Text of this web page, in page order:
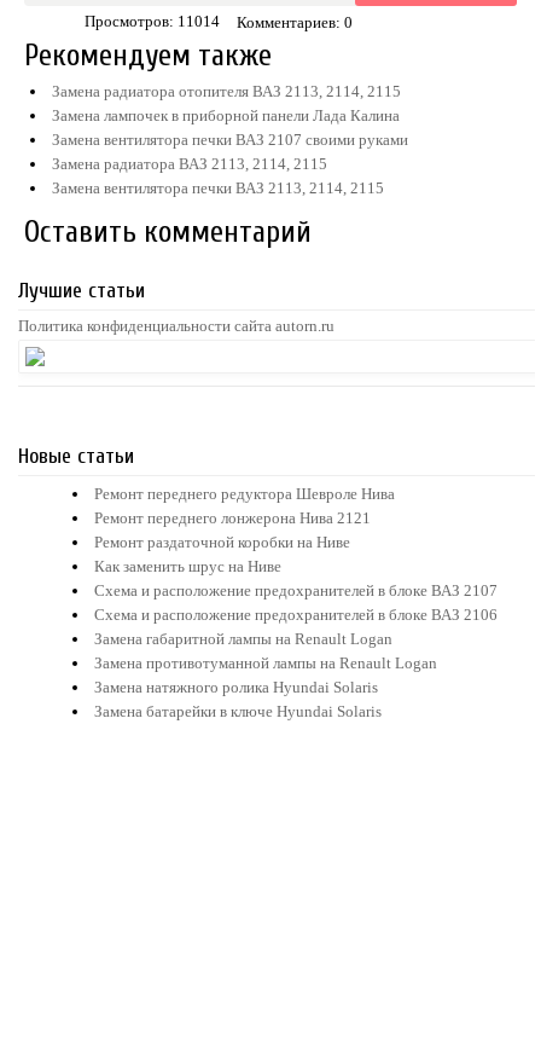
Просмотров: 11014
Комментариев: 0
Рекомендуем также
Замена радиатора отопителя ВАЗ 2113, 2114, 2115
Замена лампочек в приборной панели Лада Калина
Замена вентилятора печки ВАЗ 2107 своими руками
Замена радиатора ВАЗ 2113, 2114, 2115
Замена вентилятора печки ВАЗ 2113, 2114, 2115
Оставить комментарий
Лучшие статьи
Политика конфиденциальности сайта autorn.ru
Новые статьи
Ремонт переднего редуктора Шевроле Нива
Ремонт переднего лонжерона Нива 2121
Ремонт раздаточной коробки на Ниве
Как заменить шрус на Ниве
Схема и расположение предохранителей в блоке ВАЗ 2107
Схема и расположение предохранителей в блоке ВАЗ 2106
Замена габаритной лампы на Renault Logan
Замена противотуманной лампы на Renault Logan
Замена натяжного ролика Hyundai Solaris
Замена батарейки в ключе Hyundai Solaris